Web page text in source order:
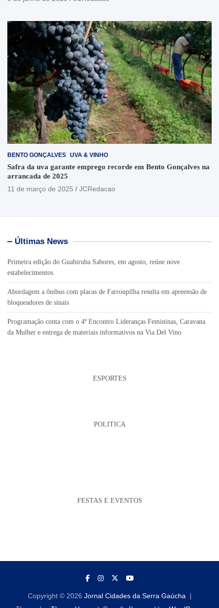
BENTO GONÇALVES UVA & VINHO
Safra da uva garante emprego recorde em Bento Gonçalves na
arrancada de 2025
11 de março de 2025
JCRedacao
Últimas News
Primeira edição do Guabiruba Sabores, em agosto, reúne nove
estabelecimentos
Abordagem a ônibus com placas de Farroupilha resulta em apreensão de
bloqueadores de sinais
Programação conta com o 4º Encontro Lideranças Femininas, Caravana
da Mulher e entrega de materiais informativos na Via Del Vino
ESPORTES
POLITICA
FESTAS E EVENTOS
Copyright © 2026 Jornal Cidades da Serra Gaúcha